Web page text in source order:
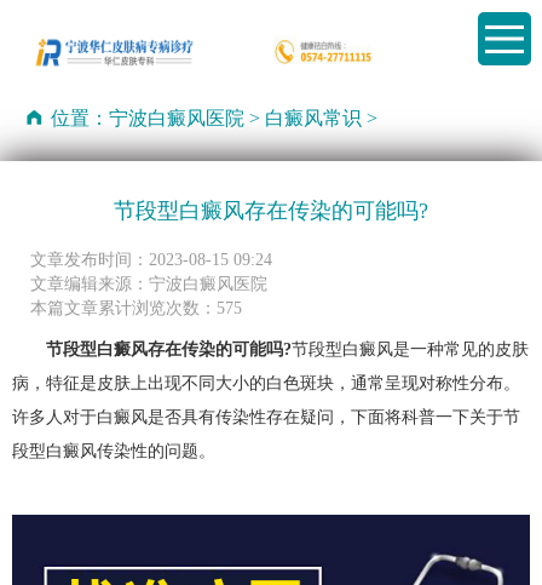
位置：宁波白癜风医院 > 白癜风常识 >
节段型白癜风存在传染的可能吗?
文章发布时间：2023-08-15 09:24
文章编辑来源：宁波白癜风医院
本篇文章累计浏览次数：575
节段型白癜风存在传染的可能吗?节段型白癜风是一种常见的皮肤
病，特征是皮肤上出现不同大小的白色斑块，通常呈现对称性分布。
许多人对于白癜风是否具有传染性存在疑问，下面将科普一下关于节
段型白癜风传染性的问题。